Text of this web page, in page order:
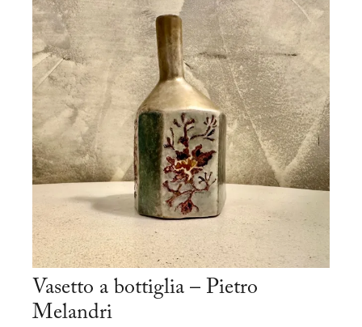
Vasetto a bottiglia – Pietro
Melandri